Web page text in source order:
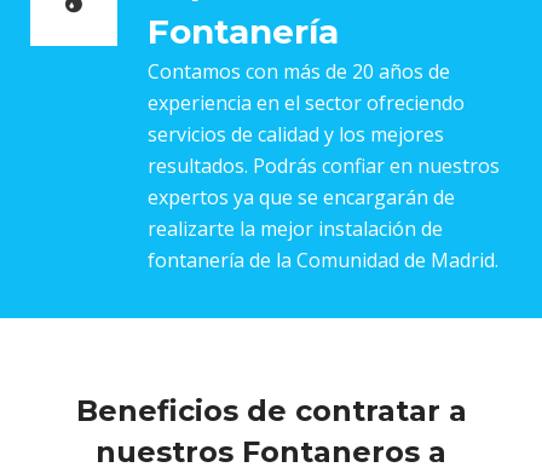
Fontanería
Contamos con más de 20 años de
experiencia en el sector ofreciendo
servicios de calidad y los mejores
resultados. Podrás confiar en nuestros
expertos ya que se encargarán de
realizarte la mejor instalación de
fontanería de la Comunidad de Madrid.
Beneficios de contratar a
nuestros Fontaneros a